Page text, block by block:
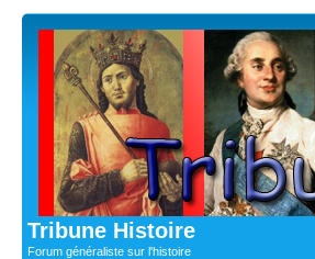
Tribune Histoire
Forum généraliste sur l'histoire